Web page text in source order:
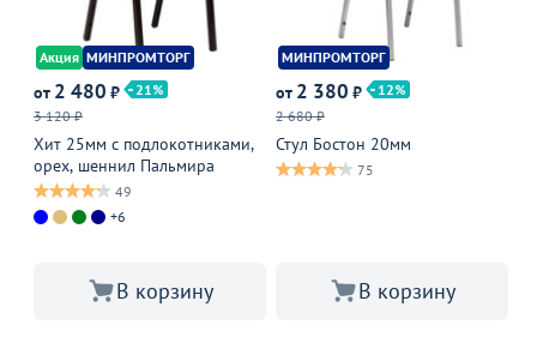
Акция МИНПРОМТОРГ
от 2 480 ₽
21
3 120 ₽
Хит 25мм с подлокотниками,
орех, шеннил Пальмира
49
+6
В корзину
МИНПРОМТОРГ
от 2 380 ₽
12
2 680 ₽
Стул Бостон 20мм
75
В корзину